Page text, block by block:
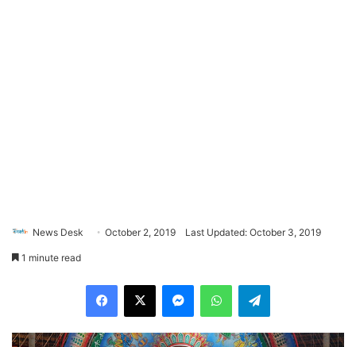
News Desk October 2, 2019 Last Updated: October 3, 2019
1 minute read